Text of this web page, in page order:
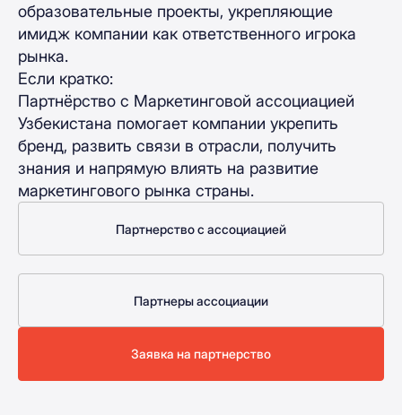
образовательные проекты, укрепляющие
имидж компании как ответственного игрока
рынка.
Если кратко:
Партнёрство с Маркетинговой ассоциацией
Узбекистана помогает компании укрепить
бренд, развить связи в отрасли, получить
знания и напрямую влиять на развитие
маркетингового рынка страны.
Партнерство с ассоциацией
Партнеры ассоциации
Заявка на партнерство